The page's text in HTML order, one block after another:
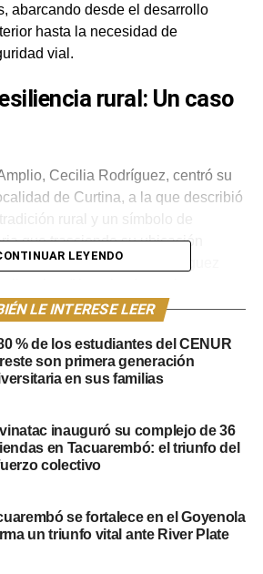
abarcando desde el desarrollo
hasta la necesidad de
vial.
rural: Un caso
Cecilia Rodríguez, centró su
de Curtina, a la que describió
rural y un símbolo de
que trasciende su ubicación
notorio éxodo rural, Rodríguez
y la mejora en la atención de la
económico sostenido. La edila
presentando un pedido de
reclamos de
el suplente de edil Aníbal
LEYENDO
LE INTERESE LEER
% de los estudiantes del CENUR
son primera generación
en sus familias
inauguró su complejo de 36
en Tacuarembó: el triunfo del
colectivo
se fortalece en el Goyenola
un triunfo vital ante River Plate